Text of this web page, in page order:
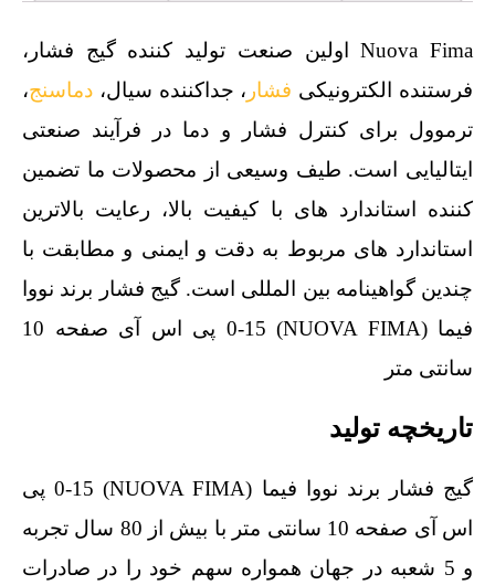
Nuova Fima اولین صنعت تولید کننده گیج فشار،
فرستنده الکترونیکی فشار ، جداکننده سیال، دماسنج،
ترموول برای کنترل فشار و دما در فرآیند صنعتی
ایتالیایی است. طیف وسیعی از محصولات ما تضمین
کننده استاندارد های با کیفیت بالا، رعایت بالاترین
استاندارد های مربوط به دقت و ایمنی و مطابقت با
چندین گواهینامه بین المللی است. گیج فشار برند نووا
فیما (NUOVA FIMA) 0-15 پی اس آی صفحه 10
سانتی متر
تاریخچه تولید
گیج فشار برند نووا فیما (NUOVA FIMA) 0-15 پی
اس آی صفحه 10 سانتی متر با بیش از 80 سال تجربه
و 5 شعبه در جهان همواره سهم خود را در صادرات